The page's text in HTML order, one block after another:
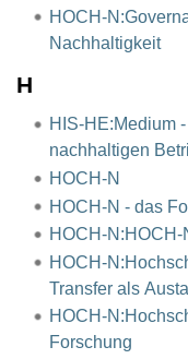
HOCH-
Nachhaltigkeit
H
HIS-HE:Medium
nachhaltigen
HOCH-N
HOCH-N - das
HOCH-
HOCH-
Transfer als
HOCH-
Forschung